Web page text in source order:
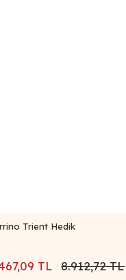
Trient Hedik
TL 8.912,72 TL